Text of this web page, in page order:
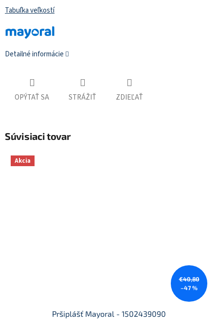
Tabuľka veľkostí
Detailné informácie
OPÝTAŤ SA STRÁŽIŤ ZDIEĽAŤ
Súvisiaci tovar
Akcia
€40,80
–47 %
Pršiplášť Mayoral - 1502439090